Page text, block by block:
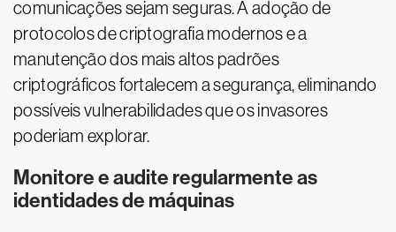
comunicações sejam seguras. A adoção de
protocolos de criptografia modernos e a
manutenção dos mais altos padrões
criptográficos fortalecem a segurança, eliminando
possíveis vulnerabilidades que os invasores
poderiam explorar.
Monitore e audite regularmente as
identidades de máquinas